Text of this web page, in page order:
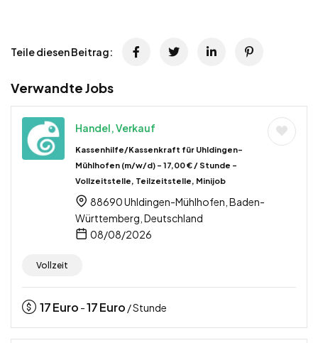
Teile diesen Beitrag:
Verwandte Jobs
Handel, Verkauf
Kassenhilfe/Kassenkraft für Uhldingen-
Mühlhofen (m/w/d) – 17,00 € / Stunde –
Vollzeitstelle, Teilzeitstelle, Minijob
88690 Uhldingen-Mühlhofen, Baden-
Württemberg, Deutschland
08/08/2026
Vollzeit
17Euro -17Euro / Stunde